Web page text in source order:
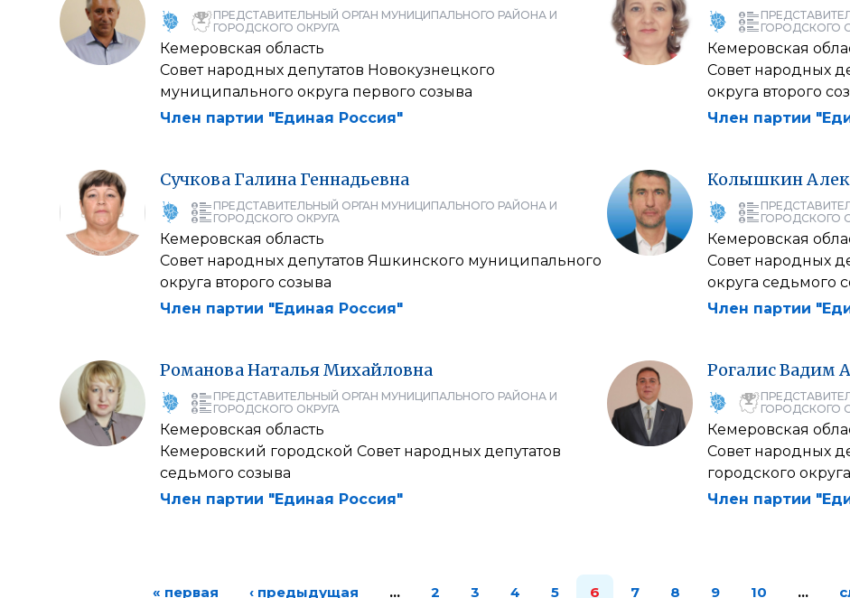
ПРЕДСТАВИТЕЛЬНЫЙ ОРГАН МУНИЦИПАЛЬНОГО РАЙОНА И
ГОРОДСКОГО ОКРУГА
Кемеровская область
Совет народных депутатов Новокузнецкого
муниципального округа первого созыва
Член партии "Единая Россия"
ГОРОДСКОГО
Кемеровская
Совет народных
округа второго
Член партии
Сучкова Галина Геннадьевна
ПРЕДСТАВИТЕЛЬНЫЙ ОРГАН МУНИЦИПАЛЬНОГО РАЙОНА И
ГОРОДСКОГО ОКРУГА
Кемеровская область
Совет народных депутатов Яшкинского муниципального
округа второго созыва
Член партии "Единая Россия"
Колышкин
ГОРОДСКОГО
Кемеровская
Совет народных
округа седьмого
Член партии
РомановаНатальяМихайловна
ПРЕДСТАВИТЕЛЬНЫЙ ОРГАН МУНИЦИПАЛЬНОГО РАЙОНА И
ГОРОДСКОГО ОКРУГА
Кемеровская область
Кемеровский городской Совет народных депутатов
седьмого созыва
Член партии "Единая Россия"
РогалисВадим
ГОРОДСКОГО
Кемеровская
Совет народных
городского
Член партии
« первая ‹ предыдущая … 2 3 4 5 6 7 8 9 10 …